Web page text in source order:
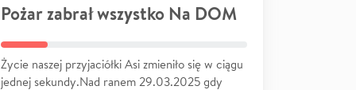
Pożar zabrał wszystko Na DOM
Życie naszej przyjaciółki Asi zmieniło się w ciągu
jednej sekundy.Nad ranem 29.03.2025 gdy